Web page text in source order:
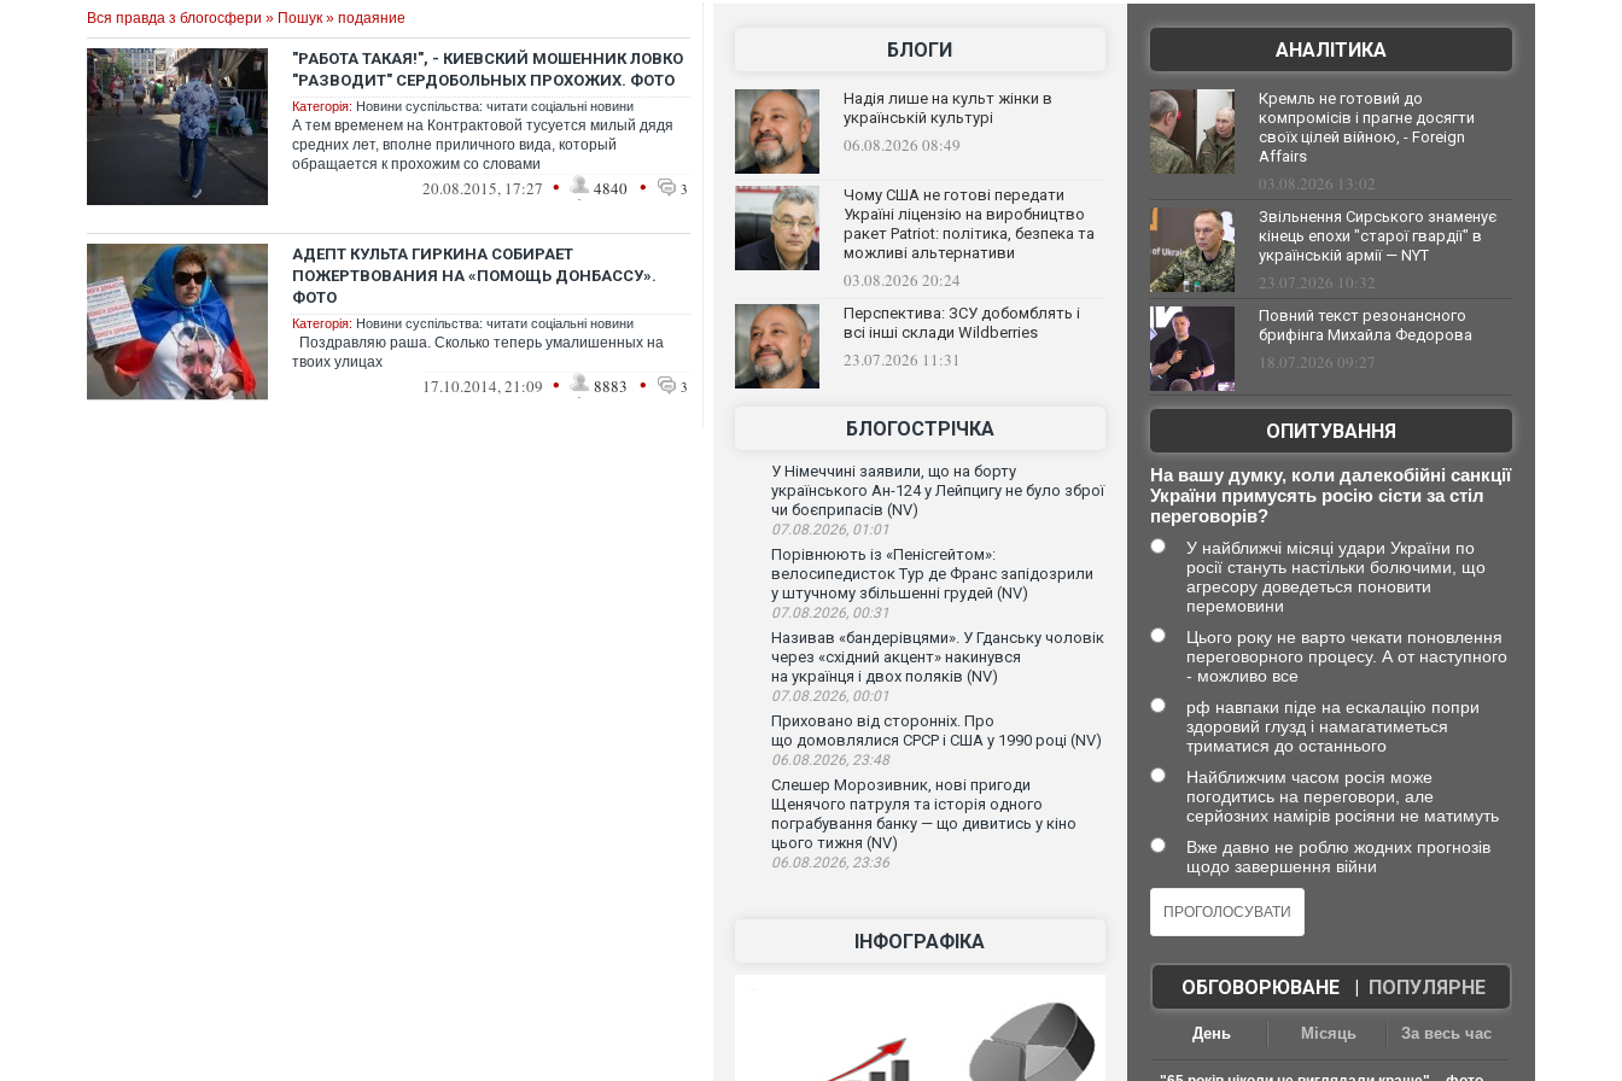
Вся правда з блогосфери » Пошук » подаяние
"РАБОТА ТАКАЯ!", - КИЕВСКИЙ МОШЕННИК ЛОВКО
"РАЗВОДИТ" СЕРДОБОЛЬНЫХ ПРОХОЖИХ. ФОТО
Категорія: Новини суспільства: читати соціальні новини
А тем временем на Контрактовой тусуется милый дядя
средних лет, вполне приличного вида, который
обращается к прохожим со словами
20.08.2015, 17:27 • 4840 • 3
АДЕПТ КУЛЬТА ГИРКИНА СОБИРАЕТ
ПОЖЕРТВОВАНИЯ НА «ПОМОЩЬ ДОНБАССУ».
ФОТО
Категорія: Новини суспільства: читати соціальні новини
Поздравляю раша. Сколько теперь умалишенных на
твоих улицах
17.10.2014, 21:09 • 8883 • 3
БЛОГИ
Надія лише на культ жінки в
українській культурі
06.08.2026 08:49
Чому США не готові передати
Україні ліцензію на виробництво
ракет Patriot: політика, безпека та
можливі альтернативи
03.08.2026 20:24
Перспектива: ЗСУ добомблять і
всі інші склади Wildberries
23.07.2026 11:31
БЛОГОСТРІЧКА
У Німеччині заявили, що на борту
українського Ан-124 у Лейпцигу не було зброї
чи боєприпасів (NV)
07.08.2026, 01:01
Порівнюють із «Пенісгейтом»:
велосипедисток Тур де Франс запідозрили
у штучному збільшенні грудей (NV)
07.08.2026, 00:31
Називав «бандерівцями». У Гданську чоловік
через «східний акцент» накинувся
на українця і двох поляків (NV)
07.08.2026, 00:01
Приховано від сторонніх. Про
що домовлялися СРСР і США у 1990 році (NV)
06.08.2026, 23:48
Слешер Морозивник, нові пригоди
Щенячого патруля та історія одного
пограбування банку — що дивитись у кіно
цього тижня (NV)
06.08.2026, 23:36
ІНФОГРАФІКА
АНАЛІТИКА
Кремль не готовий до
компромісів і прагне досягти
своїх цілей війною, - Foreign
Affairs
03.08.2026 13:02
Звільнення Сирського знаменує
кінець епохи "старої гвардії" в
українській армії — NYT
23.07.2026 10:32
Повний текст резонансного
брифінга Михайла Федорова
18.07.2026 09:27
ОПИТУВАННЯ
На вашу думку, коли далекобійні санкції
України примусять росію сісти за стіл
переговорів?
У найближчі місяці удари України по
росії стануть настільки болючими, що
агресору доведеться поновити
перемовини
Цього року не варто чекати поновлення
переговорного процесу. А от наступного
- можливо все
рф навпаки піде на ескалацію попри
здоровий глузд і намагатиметься
триматися до останнього
Найближчим часом росія може
погодитись на переговори, але
серйозних намірів росіяни не матимуть
Вже давно не роблю жодних прогнозів
щодо завершення війни
ОБГОВОРЮВАНЕ| ПОПУЛЯРНЕ
День Місяць За весь час